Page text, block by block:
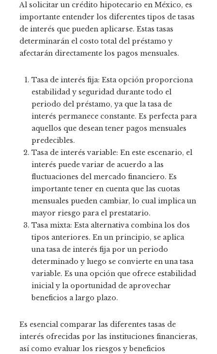
Al solicitar un crédito hipotecario en México, es
importante entender los diferentes tipos de tasas
de interés que pueden aplicarse. Estas tasas
determinarán el costo total del préstamo y
afectarán directamente los pagos mensuales.
Tasa de interés fija: Esta opción proporciona
estabilidad y seguridad durante todo el
periodo del préstamo, ya que la tasa de
interés permanece constante. Es perfecta para
aquellos que desean tener pagos mensuales
predecibles.
Tasa de interés variable: En este escenario, el
interés puede variar de acuerdo a las
fluctuaciones del mercado financiero. Es
importante tener en cuenta que las cuotas
mensuales pueden cambiar, lo cual implica un
mayor riesgo para el prestatario.
Tasa mixta: Esta alternativa combina los dos
tipos anteriores. En un principio, se aplica
una tasa de interés fija por un periodo
determinado y luego se convierte en una tasa
variable. Es una opción que ofrece estabilidad
inicial y la oportunidad de aprovechar
beneficios a largo plazo.
Es esencial comparar las diferentes tasas de
interés ofrecidas por las instituciones financieras,
así como evaluar los riesgos y beneficios